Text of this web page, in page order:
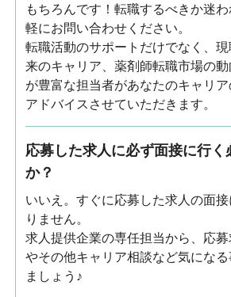
もちろんです！転職するべきか迷
軽にお問い合わせください。
転職活動のサポートだけでなく、
来のキャリア、薬剤師転職市場の
が豊富な担当者があなたのキャリ
アドバイスさせていただきます。
応募した求人に必ず面接に行く
か？
いいえ。すぐに応募した求人の面
りません。
求人提供企業の専任担当から、応
やその他キャリア相談など気にな
ましょう♪